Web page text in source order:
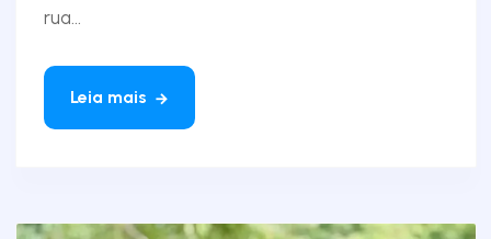
rua...
Leia mais